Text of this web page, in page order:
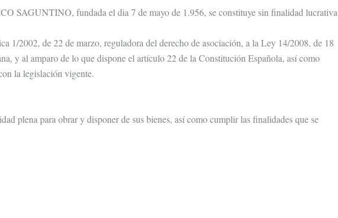
SAGUNTINO, fundada el dia 7 de mayo de 1.956, se constituye sin finalidad lucrativa
1/2002, de 22 de marzo, reguladora del derecho de asociación, a la Ley 14/2008, de 18
y al amparo de lo que dispone el artículo 22 de la Constitución Española, así como
la legislación vigente.
plena para obrar y disponer de sus bienes, así como cumplir las finalidades que se